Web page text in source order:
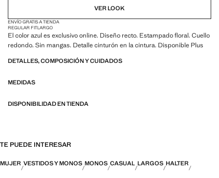
VER LOOK
ENVÍO GRATIS A TIENDA
REGULAR FITLARGO
El color azul es exclusivo online. Diseño recto. Estampado floral. Cuello
redondo. Sin mangas. Detalle cinturón en la cintura. Disponible Plus
DETALLES, COMPOSICIÓN Y CUIDADOS
MEDIDAS
DISPONIBILIDAD EN TIENDA
TE PUEDE INTERESAR
MUJER VESTIDOS Y MONOS MONOS CASUAL LARGOS HALTER